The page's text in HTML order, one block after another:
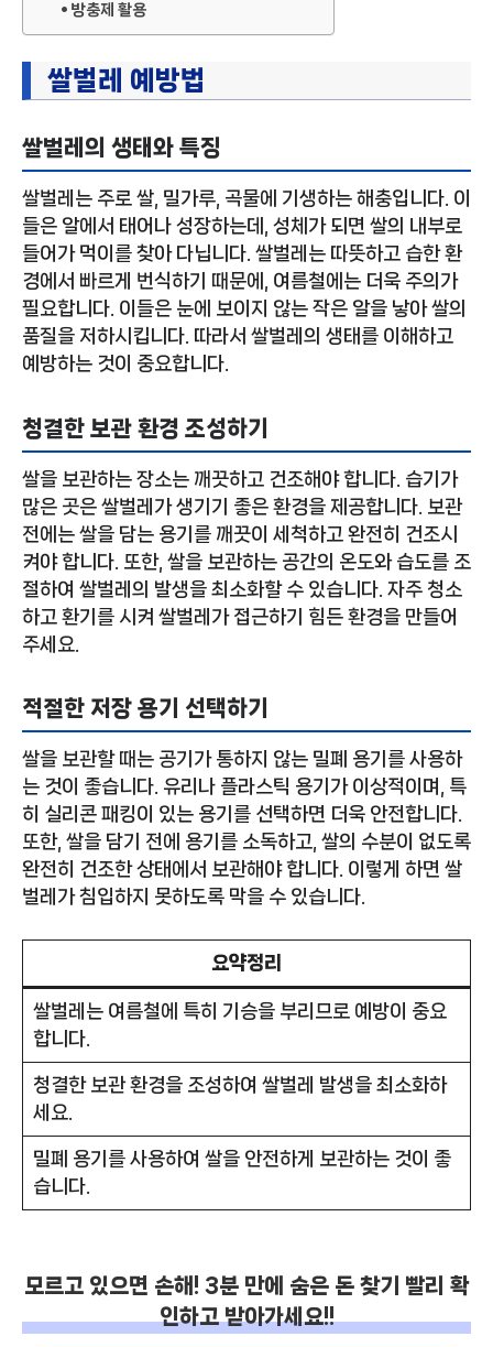
방충제 활용
쌀벌레 예방법
쌀벌레의 생태와 특징
쌀벌레는 주로 쌀, 밀가루, 곡물에 기생하는 해충입니다. 이
들은 알에서 태어나 성장하는데, 성체가 되면 쌀의 내부로
들어가 먹이를 찾아 다닙니다. 쌀벌레는 따뜻하고 습한 환
경에서 빠르게 번식하기 때문에, 여름철에는 더욱 주의가
필요합니다. 이들은 눈에 보이지 않는 작은 알을 낳아 쌀의
품질을 저하시킵니다. 따라서 쌀벌레의 생태를 이해하고
예방하는 것이 중요합니다.
청결한 보관 환경 조성하기
쌀을 보관하는 장소는 깨끗하고 건조해야 합니다. 습기가
많은 곳은 쌀벌레가 생기기 좋은 환경을 제공합니다. 보관
전에는 쌀을 담는 용기를 깨끗이 세척하고 완전히 건조시
켜야 합니다. 또한, 쌀을 보관하는 공간의 온도와 습도를 조
절하여 쌀벌레의 발생을 최소화할 수 있습니다. 자주 청소
하고 환기를 시켜 쌀벌레가 접근하기 힘든 환경을 만들어
주세요.
적절한 저장 용기 선택하기
쌀을 보관할 때는 공기가 통하지 않는 밀폐 용기를 사용하
는 것이 좋습니다. 유리나 플라스틱 용기가 이상적이며, 특
히 실리콘 패킹이 있는 용기를 선택하면 더욱 안전합니다.
또한, 쌀을 담기 전에 용기를 소독하고, 쌀의 수분이 없도록
완전히 건조한 상태에서 보관해야 합니다. 이렇게 하면 쌀
벌레가 침입하지 못하도록 막을 수 있습니다.
요약정리
쌀벌레는 여름철에 특히 기승을 부리므로 예방이 중요
합니다.
청결한 보관 환경을 조성하여 쌀벌레 발생을 최소화하
세요.
밀폐 용기를 사용하여 쌀을 안전하게 보관하는 것이 좋
습니다.
모르고 있으면 손해! 3분 만에 숨은 돈 찾기 빨리 확
인하고 받아가세요!!